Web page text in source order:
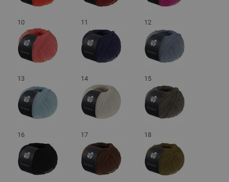
10 11 12
13 14 15
16 17 18